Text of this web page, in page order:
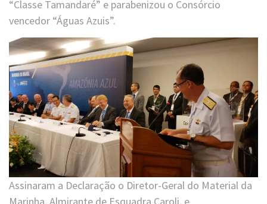
“Classe Tamandaré” e parabenizou o Consórcio
vencedor “Águas Azuis”.
Assinaram a Declaração o Diretor-Geral do Material da
Marinha, Almirante de Esquadra Caroli, e